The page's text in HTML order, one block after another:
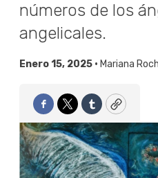
números de los
angelicales.
Enero 15, 2025 • Mariana
Facebook
TwitterTumblrCopy